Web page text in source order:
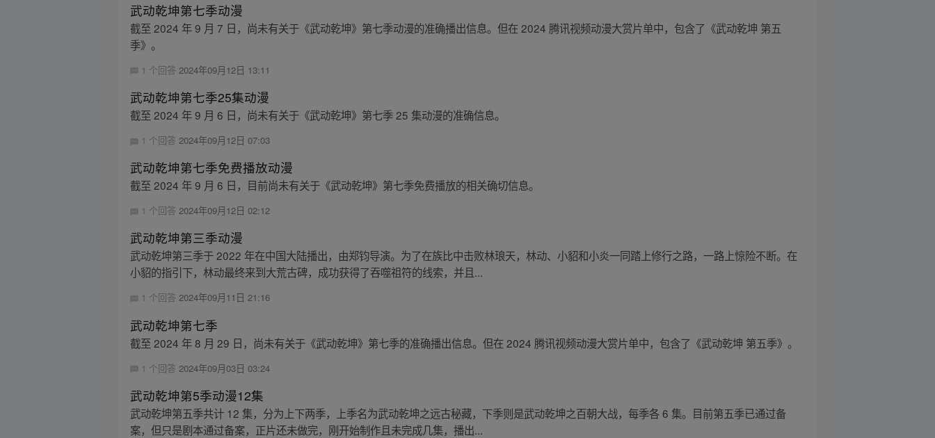
武动乾坤第七季动漫
截至 2024 年 9 月 7 日，尚未有关于《武动乾坤》第七季动漫的准确播出信息。但在 2024 腾讯视频动漫大赏片单中，包含了《武动乾坤 第五
季》。
1 个回答 2024年09月12日 13:11
武动乾坤第七季25集动漫
截至 2024 年 9 月 6 日，尚未有关于《武动乾坤》第七季 25 集动漫的准确信息。
1 个回答2024年09月12日 07:03
武动乾坤第七季免费播放动漫
截至 2024 年 9 月 6 日，目前尚未有关于《武动乾坤》第七季免费播放的相关确切信息。
1 个回答2024年09月12日 02:12
武动乾坤第三季动漫
武动乾坤第三季于 2022 年在中国大陆播出，由郑钧导演。为了在族比中击败林琅天，林动、小貂和小炎一同踏上修行之路，一路上惊险不断。在
小貂的指引下，林动最终来到大荒古碑，成功获得了吞噬祖符的线索，并且...
1 个回答2024年09月11日 21:16
武动乾坤第七季
截至 2024 年 8 月 29 日，尚未有关于《武动乾坤》第七季的准确播出信息。但在 2024 腾讯视频动漫大赏片单中，包含了《武动乾坤 第五季》。
1 个回答 2024年09月03日 03:24
武动乾坤第5季动漫12集
武动乾坤第五季共计 12 集，分为上下两季，上季名为武动乾坤之远古秘藏，下季则是武动乾坤之百朝大战，每季各 6 集。目前第五季已通过备
案，但只是剧本通过备案，正片还未做完，刚开始制作且未完成几集，播出...